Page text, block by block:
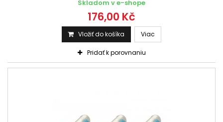
Skladom v e-shope
176,00 Kč
Vložiť do košíka Viac
Pridať k porovnaniu